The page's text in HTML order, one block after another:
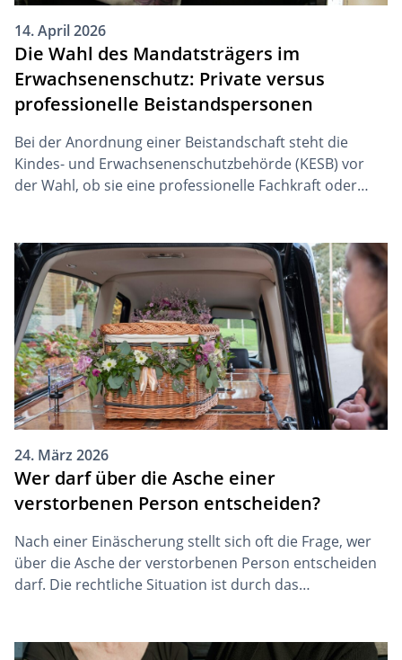
14. April 2026
Die Wahl des Mandatsträgers im
Erwachsenenschutz: Private versus
professionelle Beistandspersonen
Bei der Anordnung einer Beistandschaft steht die
Kindes- und Erwachsenenschutzbehörde (KESB) vor
der Wahl, ob sie eine professionelle Fachkraft oder
Einzelfall Vor- und Nachteile für die betreute Person
und deren Angehörige darstellen können.
24. März 2026
Wer darf über die Asche einer
verstorbenen Person entscheiden?
Nach einer Einäscherung stellt sich oft die Frage, wer
über die Asche der verstorbenen Person entscheiden
darf. Die rechtliche Situation ist durch das
emotionalen Bedürfnissen der Hinterbliebenen